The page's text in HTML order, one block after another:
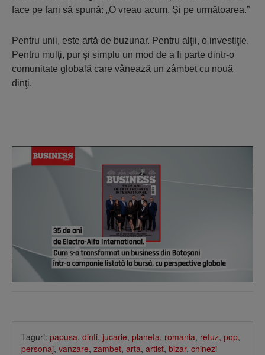
face pe fani să spună: „O vreau acum. Şi pe următoarea.”
Pentru unii, este artă de buzunar. Pentru alţii, o investiţie.
Pentru mulţi, pur şi simplu un mod de a fi parte dintr-o
comunitate globală care vânează un zâmbet cu nouă
dinţi.
Taguri: papusa, dinti, jucarie, planeta, romania, refuz, pop,
personaj, vanzare, zambet, arta, artist, bizar, chinezi